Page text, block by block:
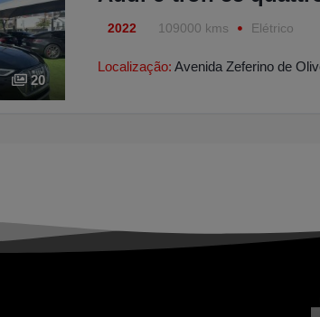
20
2022 109000 kms Elétrico
Localização: Avenida Zeferino de